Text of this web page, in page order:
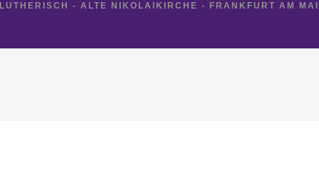
- ALTE NIKOLAIKIRCHE - FRANKFURT AM